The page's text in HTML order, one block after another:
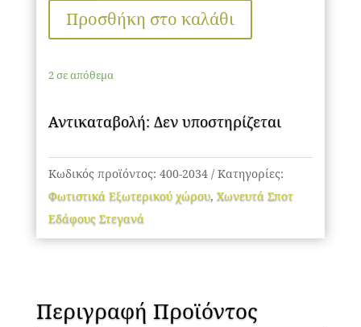
Στεγανά
ποσότητα
Προσθήκη στο καλάθι
2 σε απόθεμα
Αντικαταβολή: Δεν υποστηρίζεται
Κωδικός προϊόντος: 400-2034
Κατηγορίες:
Φωτιστικά Εξωτερικού χώρου, Χωνευτά Σποτ
Εδάφους Στεγανά
Περιγραφή Προϊόντος